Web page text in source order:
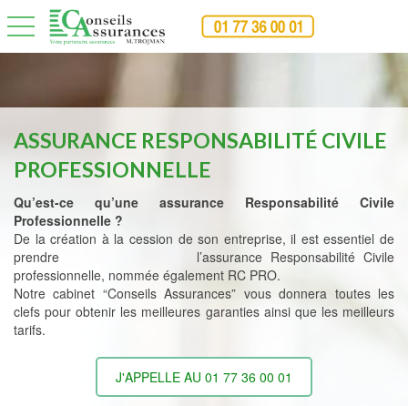
toggle navigation
ASSURANCE RESPONSABILITÉ CIVILE
PROFESSIONNELLE
Qu’est-ce qu’une assurance Responsabilité Civile
Professionnelle ?
De la création à la cession de son entreprise, il est essentiel de
prendre l’assurance Responsabilité Civile
professionnelle, nommée également RC PRO.
Notre cabinet “Conseils Assurances” vous donnera toutes les
clefs pour obtenir les meilleures garanties ainsi que les meilleurs
tarifs.
J'APPELLE AU 01 77 36 00 01